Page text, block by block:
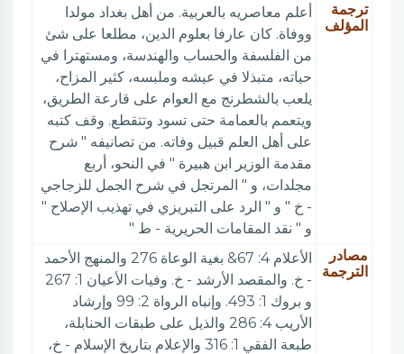
ترجمة
المؤلف
أعلم معاصريه بالعربية. من أهل بغداد مولدا
ووفاة. كان عارفا بعلوم الدين، مطلعا على شئ
من الفلسفة والحساب والهندسة، ومستهترا في
حياته، متبذلا في عيشه وملبسه، كثير المزاح،
يلعب بالشطرنج مع العوام على قارعة الطريق،
ويتعمم بالعمامة حتى تسود وتتقطع. وقف كتبه
على أهل العلم قبيل وفاته. من تصانيفه " شرح
مقدمة الوزير ابن هبيرة " في النحو، أربع
مجلدات، و " المرتجل في شرح الجمل للزجاجي
- خ " و " الرد على التبريزي في تهذيب الإصلاح "
و " نقد المقامات الحريرية - ط "
مصادر
الترجمة
الأعلام 4: 67& بغية الوعاة 276 والمنهج الأحمد
- خ. والمقصد الأرشد - خ. وفيات الأعيان 1: 267
و بروك 1: 493. وإنباه الرواة 2: 99 وإرشاد
الأريب 4: 286 والذيل على طبقات الحنابلة،
طبعة الفقي 1: 316 والإعلام بتاريخ الإسلام - خ،